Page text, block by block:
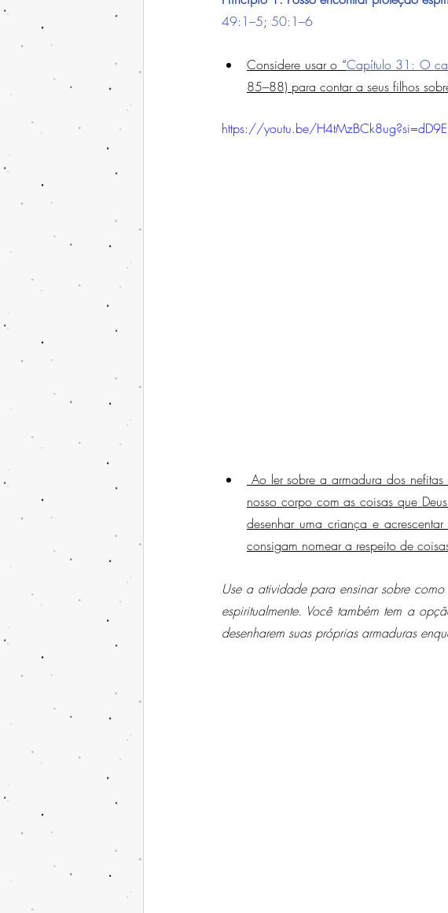
49:1–5; 50:1–6
Considere usar o “Capítulo 31: O
85–88) para contar a seus filhos
https://youtu.be/
Ao ler sobre a armadura dos
nosso corpo com as coisas que
desenhar uma criança e
consigam nomear a respeito de
Use a atividade para ensinar sobre
espiritualmente. Você também tem a
desenharem suas próprias armaduras